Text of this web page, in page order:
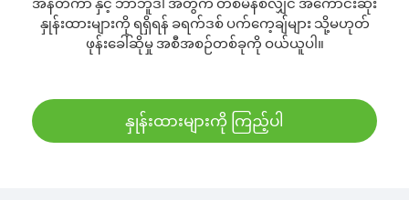
နှုန်းထားများကို ရရှိရန် ခရက်ဒစ် ပက်ကေ့ချ်များ သို့မဟုတ်
ဖုန်းခေါ်ဆိုမှု အစီအစဉ်တစ်ခုကို ဝယ်ယူပါ။
နှုန်းထားများကို ကြည့်ပါ